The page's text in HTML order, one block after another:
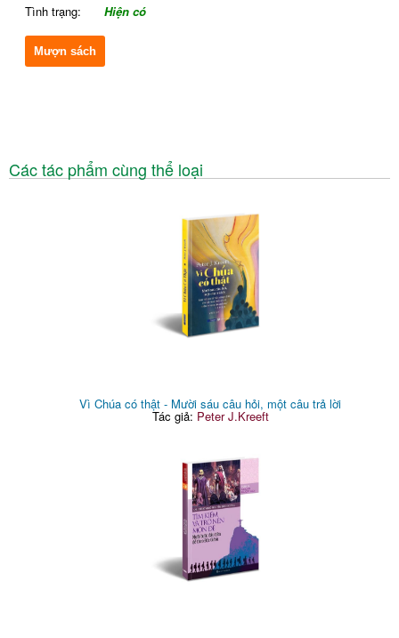
Tình trạng:
Hiện có
Mượn sách
Các tác phẩm cùng thể loại
Vì Chúa có thật - Mười sáu câu hỏi, một câu trả lời
Tác giả: Peter J.Kreeft